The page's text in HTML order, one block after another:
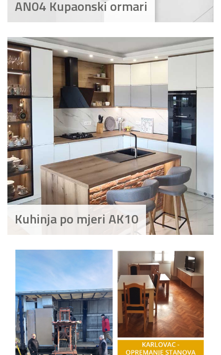
AN04 Kupaonski ormari
Kuhinja po mjeri AK10